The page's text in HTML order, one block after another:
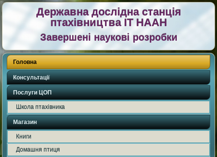
Державна дослідна станція
птахівництва ІТ НААН
Завершені наукові розробки
Головна
Консультації
Послуги ЦОП
Школа птахівника
Магазин
Книги
Домашня птиця